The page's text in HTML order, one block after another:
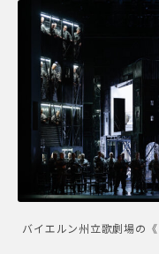
バイエルン州立歌劇場の